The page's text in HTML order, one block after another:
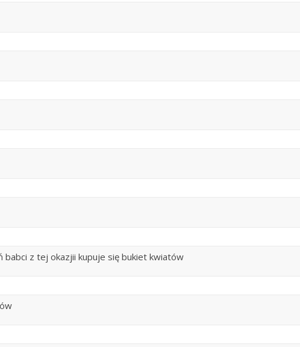
z tej okazjii kupuje się bukiet kwiatów